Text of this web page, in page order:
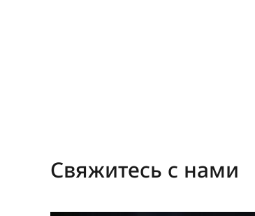
Свяжитесь с нами